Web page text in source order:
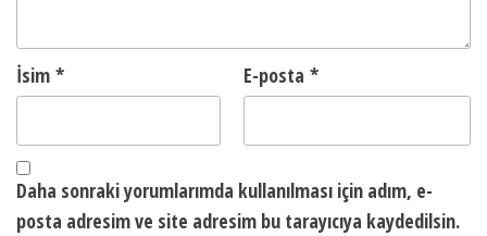
İsim * E-posta *
Daha sonraki yorumlarımda kullanılması için adım, e-
posta adresim ve site adresim bu tarayıcıya kaydedilsin.